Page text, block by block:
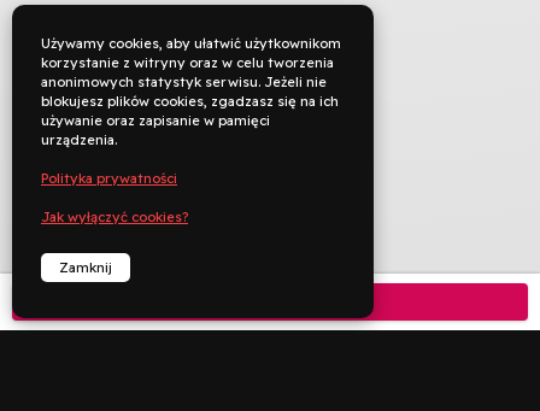
Używamy cookies, aby ułatwić użytkownikom
korzystanie z witryny oraz w celu tworzenia
anonimowych statystyk serwisu. Jeżeli nie
blokujesz plików cookies, zgadzasz się na ich
używanie oraz zapisanie w pamięci
urządzenia.
Polityka prywatności
Jak wyłączyć cookies?
Zamknij